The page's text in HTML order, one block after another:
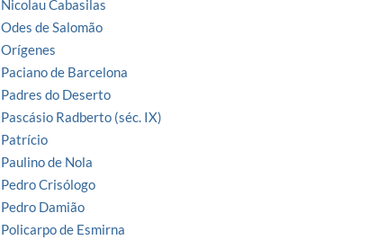
Nicolau Cabasilas
Odes de Salomão
Orígenes
Paciano de Barcelona
Padres do Deserto
Pascásio Radberto (séc. IX)
Patrício
Paulino de Nola
Pedro Crisólogo
Pedro Damião
Policarpo de Esmirna